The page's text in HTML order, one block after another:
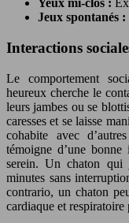
Yeux mi-clos :
Jeux spontanés :
Interactions
Le comportement
heureux cherche le
leurs jambes ou se
caresses et se laisse
cohabite avec
témoigne d’une
serein. Un chaton qui
minutes sans
contrario, un chaton
cardiaque et respiratoire